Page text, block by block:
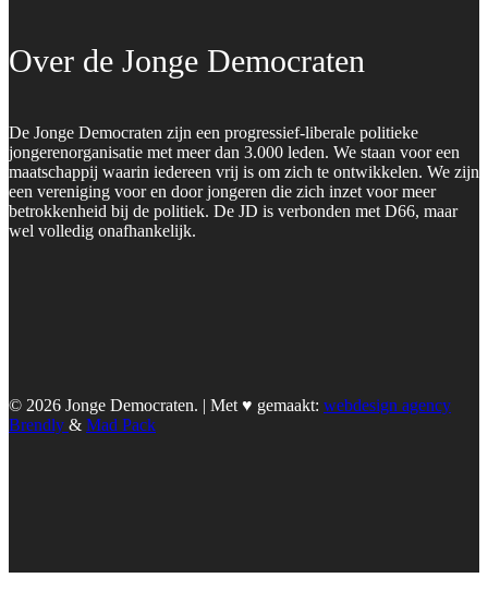
Over de Jonge Democraten
De Jonge Democraten zijn een progressief-liberale politieke
jongerenorganisatie met meer dan 3.000 leden. We staan voor een
maatschappij waarin iedereen vrij is om zich te ontwikkelen. We zijn
een vereniging voor en door jongeren die zich inzet voor meer
betrokkenheid bij de politiek. De JD is verbonden met D66, maar
wel volledig onafhankelijk.
© 2026 Jonge Democraten. | Met ♥︎ gemaakt: webdesign agency
Brendly & Mad Pack